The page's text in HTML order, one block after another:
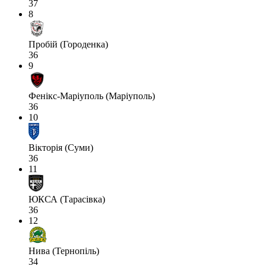
37
8
Пробій (Городенка)
36
9
Фенікс-Маріуполь (Маріуполь)
36
10
Вікторія (Суми)
36
11
ЮКСА (Тарасівка)
36
12
Нива (Тернопіль)
34